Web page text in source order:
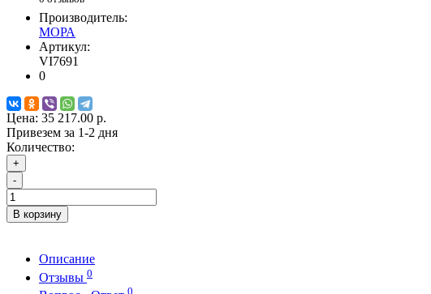
Производитель:
МОРА
Артикул:
VI7691
0
Цена: 35 217.00 р.
Привезем за 1-2 дня
Количество:
+
-
В корзину
Описание
Отзывы 0
0